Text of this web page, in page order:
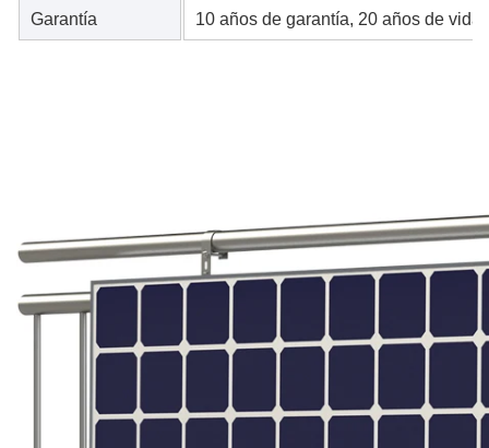
Garantía 10 años de garantía, 20 años de vida